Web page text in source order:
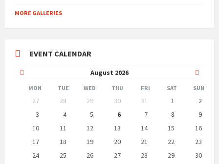
MORE GALLERIES
EVENT CALENDAR
August 2026
Month
Month
MON TUE WED THU FRI SAT SUN
calendar
27 28 29 30 31 1
2
3
4 5 6 7 8
9
10
11 12 13 14 15
16
17
18 19 20 21 22
23
24
25 26 27 28 29
30